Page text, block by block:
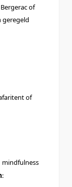
of
geregeld
of
: